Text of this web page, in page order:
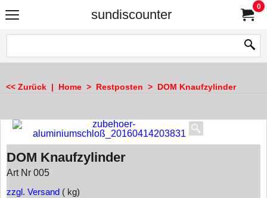
sundiscounter
0
<< Zurück | Home > Restposten > DOM Knaufzylinder
DOM Knaufzylinder
Art Nr 005
zzgl. Versand kg